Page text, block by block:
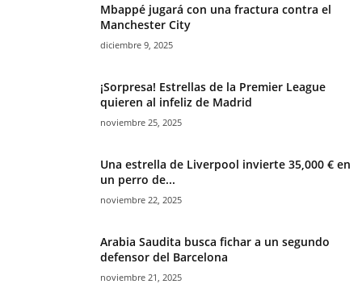
Mbappé jugará con una fractura contra el
Manchester City
diciembre 9, 2025
¡Sorpresa! Estrellas de la Premier League
quieren al infeliz de Madrid
noviembre 25, 2025
Una estrella de Liverpool invierte 35,000 € en
un perro de...
noviembre 22, 2025
Arabia Saudita busca fichar a un segundo
defensor del Barcelona
noviembre 21, 2025